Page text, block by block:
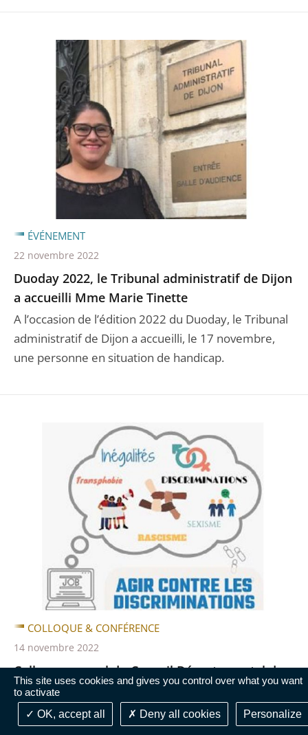
This site uses cookies and gives you control over what you want
to activate
OK, accept all
Deny all cookies Personalize
Duoday 2022, le Tribunal administratif de Dijon
a accueilli Mme Marie Tinette
A l’occasion de l’édition 2022 du Duoday, le Tribunal
administratif de Dijon a accueilli, le 17 novembre,
une personne en situation de handicap.
ÉVÉNEMENT
22 novembre 2022
Colloque annuel du Conseil Départemental de
l’Accès au Droit de la Côte d’Or (CDAD 21)
Le colloque annuel du Conseil Départemental de
l’Accès au Droit de la Côte d’Or, (CDAD 21) "Agir
COLLOQUE & CONFÉRENCE
14 novembre 2022